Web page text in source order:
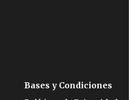
Bases y Condiciones